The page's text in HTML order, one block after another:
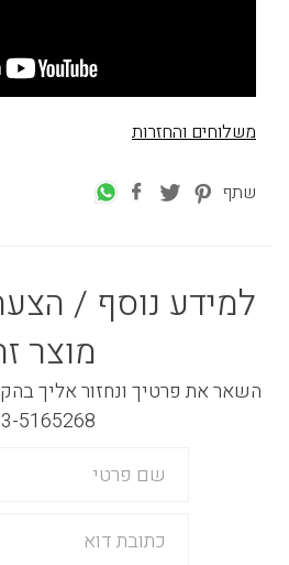
משלוחים והחזרות
שתף
למידע נוסף /
מוצר
השאר את פרטיך ונחזור אליך
5165268